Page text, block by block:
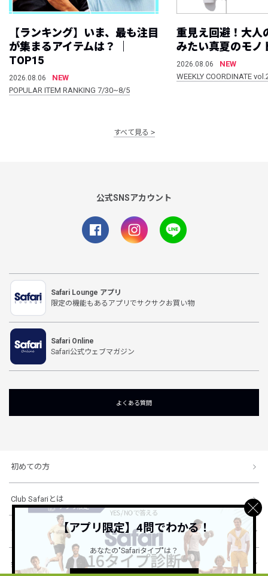
【ランキング】いま、最も注目
が集まるアイテムは？ ｜
TOP15
2026.08.06
NEW
POPULAR ITEM RANKING 7/30~8/5
重見え回避！大人
みたい真夏のモノ
2026.08.06
NEW
WEEKLY COORDINATE
すべて見る
公式SNSアカウント
Safari Lounge アプリ
限定の機能もあるアプリでサクサクお買い物
Safari Online
Safari公式ウェブマガジン
よくある質問
初めての方
Club Safariとは
ショッピングガイド
会社概要・規約
【アプリ限定】4問でわかる！
あなたの"Safariタイプ"は？